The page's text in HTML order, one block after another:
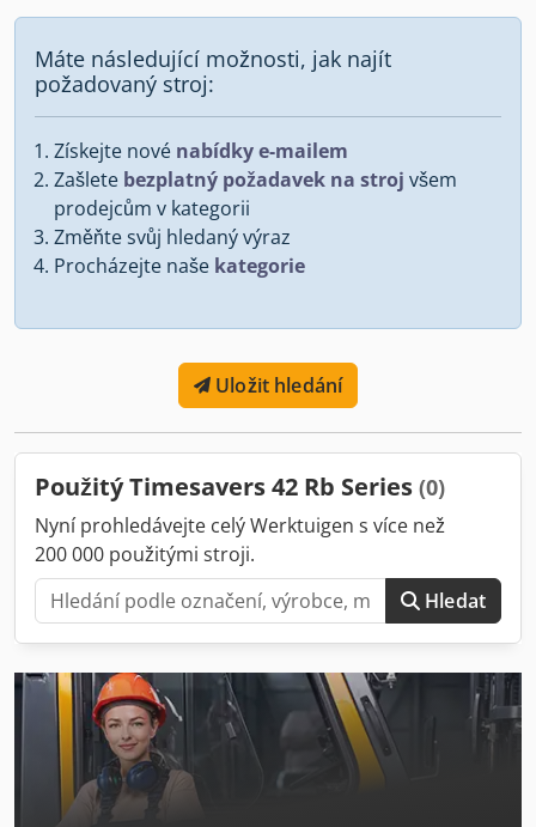
Máte následující možnosti, jak najít
požadovaný stroj:
Získejte nové nabídky e-mailem
Zašlete bezplatný požadavek na stroj všem
prodejcům v kategorii
Změňte svůj hledaný výraz
Procházejte naše kategorie
Uložit hledání
Použitý Timesavers 42 Rb Series (0)
Nyní prohledávejte celý Werktuigen s více než
200 000 použitými stroji.
Hledat